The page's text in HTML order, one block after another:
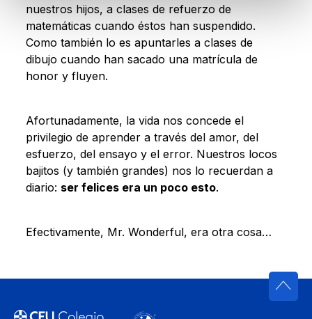
nuestros hijos, a clases de refuerzo de
matemáticas cuando éstos han suspendido.
Como también lo es apuntarles a clases de
dibujo cuando han sacado una matrícula de
honor y fluyen.
Afortunadamente, la vida nos concede el
privilegio de aprender a través del amor, del
esfuerzo, del ensayo y el error. Nuestros locos
bajitos (y también grandes) nos lo recuerdan a
diario: ser felices era un poco esto.
Efectivamente, Mr. Wonderful, era otra cosa…